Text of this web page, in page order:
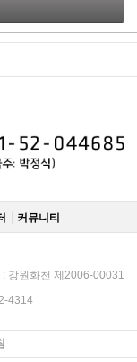
커뮤니티
강원화천 제2006-00031
4314